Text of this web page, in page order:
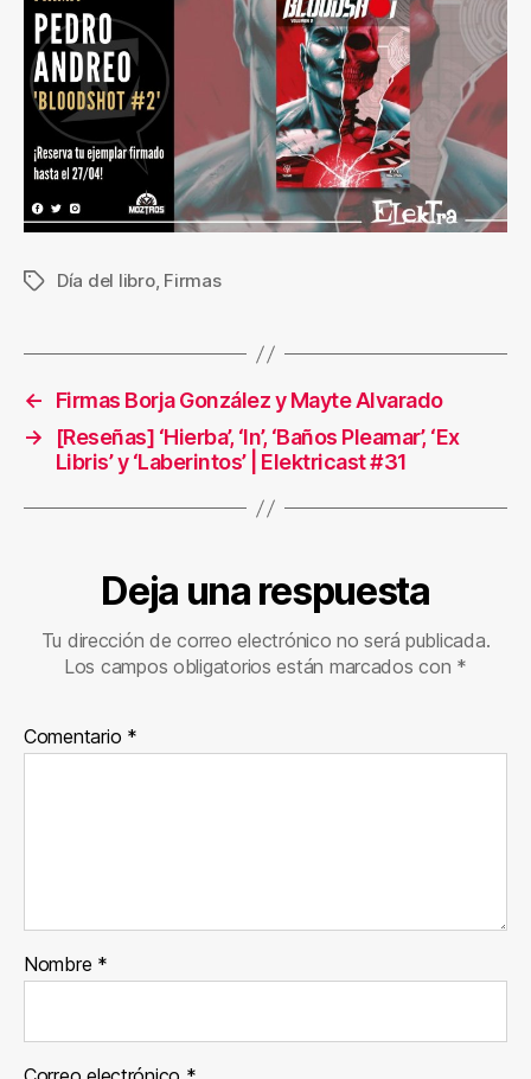
Etiquetas
Día del libro, Firmas
←
Firmas Borja González y Mayte Alvarado
→
[Reseñas] ‘Hierba’, ‘In’, ‘Baños Pleamar’, ‘Ex
Libris’ y ‘Laberintos’ | Elektricast #31
Deja una respuesta
Tu dirección de correo electrónico no será publicada.
Los campos obligatorios están marcados con *
Comentario *
Nombre *